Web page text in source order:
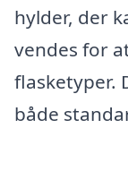
hylder, der
vendes for
flasketyper.
både